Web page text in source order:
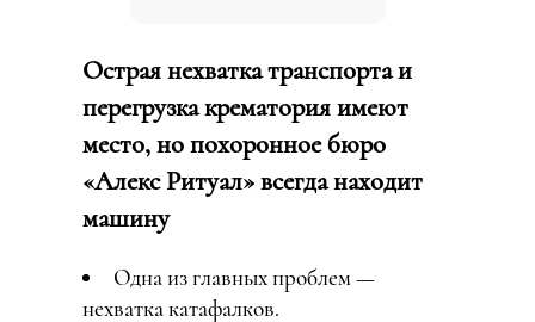
Острая нехватка транспорта и
перегрузка крематория имеют
место, но похоронное бюро
«Алекс Ритуал» всегда находит
машину
Одна из главных проблем —
нехватка катафалков.